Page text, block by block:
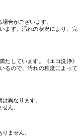
合がございます。
ます。汚れの状況により、完
しています。《エコ洗浄》
るので、汚れの程度によって
異なります。
ん。
ません。